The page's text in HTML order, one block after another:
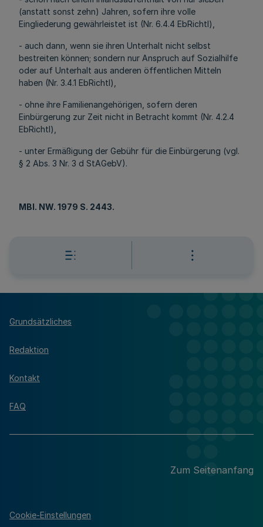
(anstatt sonst zehn) Jahren, sofern ihre volle
Eingliederung gewährleistet ist (Nr. 6.4.4 EbRichtl),
- auch dann, wenn sie ihren Unterhalt nicht selbst
bestreiten können; sondern nur Anspruch auf Sozialhilfe
oder auf Unterhalt aus anderen öffentlichen Mitteln
haben (Nr. 3.4.1 EbRichtl),
- ohne ihre Familienangehörigen, sofern deren
Einbürgerung zur Zeit nicht in Betracht kommt (Nr. 4.2.4
EbRichtl),
- unter Ermäßigung der Gebühr für die Einbürgerung (vgl.
§ 2 Abs. 3 Nr. 3 d StAGebV).
MBl. NW. 1979 S. 2443.
Grundsätzliches
Redaktion
Kontakt
FAQ
Zum Seitenanfang
Cookie-Einstellungen